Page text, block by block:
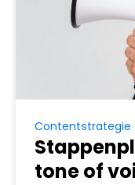
Contentstrategie
tone of